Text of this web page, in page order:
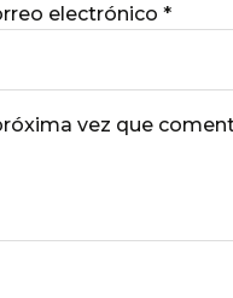
electrónico*
vez que